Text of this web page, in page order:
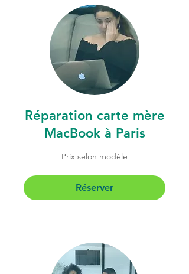
Réparation carte mère
MacBook à Paris
Prix selon modèle
Réserver